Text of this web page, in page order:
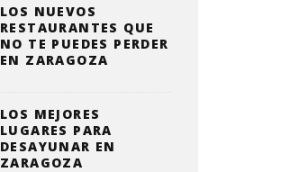
LOS NUEVOS
RESTAURANTES QUE
NO TE PUEDES PERDER
EN ZARAGOZA
LOS MEJORES
LUGARES PARA
DESAYUNAR EN
ZARAGOZA